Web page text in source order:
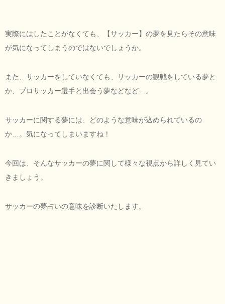
実際にはしたことがなくても、【サッカー】の夢を見たらその意味
が気になってしまうのではないでしょうか。
また、サッカーをしていなくても、サッカーの観戦をしている夢と
か、プロサッカー選手と出会う夢などなど…。
サッカーに関する夢には、どのような意味が込められているの
か…。気になってしまいますね！
今回は、そんなサッカーの夢に関して様々な視点から詳しく見てい
きましょう。
サッカーの夢占いの意味を診断いたします。